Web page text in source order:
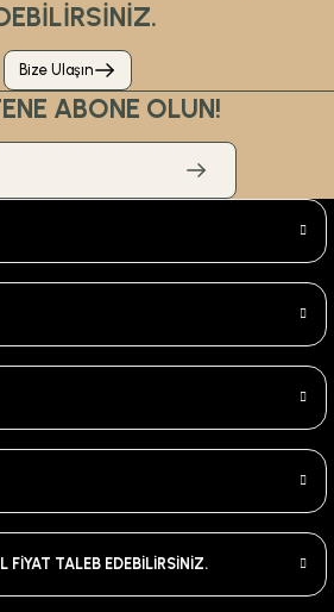
Bize Ulaşın
ABONE OLUN!
FİYAT TALEB EDEBİLİRSİNİZ.